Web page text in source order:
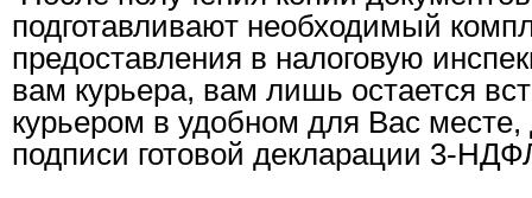
подготавливают необходимый
предоставления в налоговую
вам курьера, вам лишь остается
курьером в удобном для Вас
подписи готовой декларации 3-